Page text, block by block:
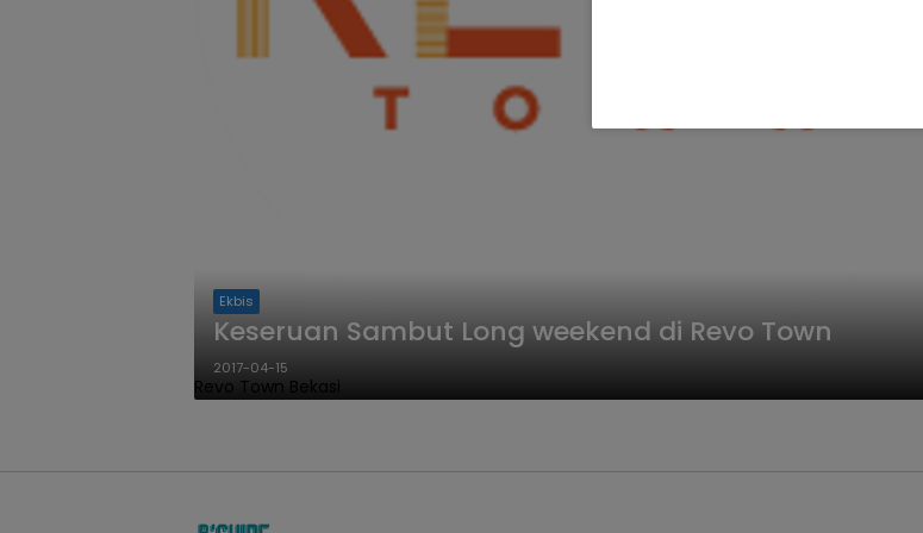
Revo Town Bekasi
Ekbis
Keseruan Sambut Long weekend di Revo Town
2017-04-15